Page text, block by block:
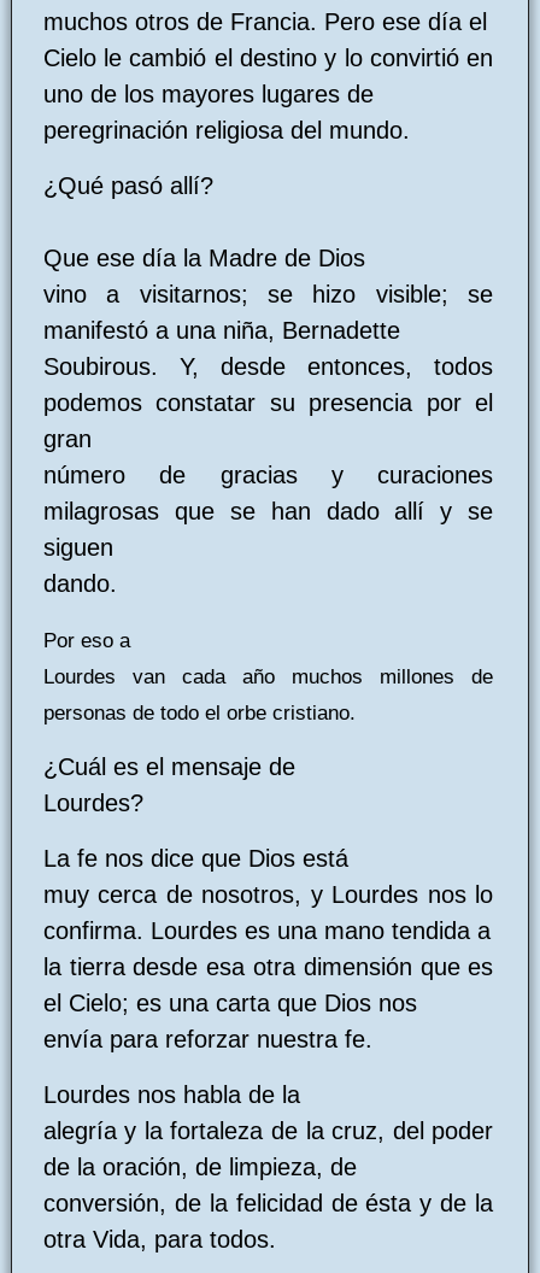
muchos otros de Francia. Pero ese día el
Cielo le cambió el destino y lo convirtió en
uno de los mayores lugares de
peregrinación religiosa del mundo.
¿Qué pasó allí?
Que ese día la Madre de Dios
vino a visitarnos; se hizo visible; se
manifestó a una niña, Bernadette
Soubirous. Y, desde entonces, todos
podemos constatar su presencia por el
gran
número de gracias y curaciones
milagrosas que se han dado allí y se
siguen
dando.
Por eso a
Lourdes van cada año muchos millones de
personas de todo el orbe cristiano.
¿Cuál es el mensaje de
Lourdes?
La fe nos dice que Dios está
muy cerca de nosotros, y Lourdes nos lo
confirma. Lourdes es una mano tendida a
la tierra desde esa otra dimensión que es
el Cielo; es una carta que Dios nos
envía para reforzar nuestra fe.
Lourdes nos habla de la
alegría y la fortaleza de la cruz, del poder
de la oración, de limpieza, de
conversión, de la felicidad de ésta y de la
otra Vida, para todos.